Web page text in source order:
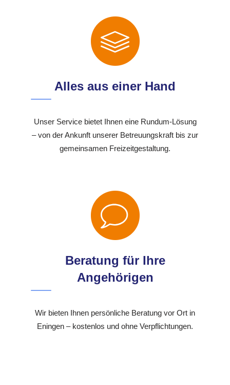
Alles aus einer Hand
Unser Service bietet Ihnen eine Rundum-Lösung
– von der Ankunft unserer Betreuungskraft bis zur
gemeinsamen Freizeitgestaltung.
Beratung für Ihre
Angehörigen
Wir bieten Ihnen persönliche Beratung vor Ort in
Eningen – kostenlos und ohne Verpflichtungen.